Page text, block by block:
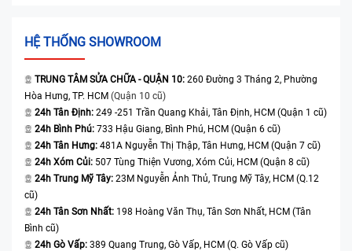
HỆ THỐNG SHOWROOM
TRUNG TÂM SỬA CHỮA - QUẬN 10: 260 Đường 3 Tháng 2, Phường
Hòa Hưng, TP. HCM (Quận 10 cũ)
24h Tân Định: 249 -251 Trần Quang Khải, Tân Định, HCM (Quận 1 cũ)
24h Bình Phú: 733 Hậu Giang, Bình Phú, HCM (Quận 6 cũ)
24h Tân Hưng: 481A Nguyễn Thị Thập, Tân Hưng, HCM (Quận 7 cũ)
24h Xóm Củi: 507 Tùng Thiện Vương, Xóm Củi, HCM (Quận 8 cũ)
24h Trung Mỹ Tây: 23M Nguyễn Ảnh Thủ, Trung Mỹ Tây, HCM (Q.12
cũ)
24h Tân Sơn Nhất: 198 Hoàng Văn Thụ, Tân Sơn Nhất, HCM (Tân
Bình cũ)
24h Gò Vấp: 389 Quang Trung, Gò Vấp, HCM (Q. Gò Vấp cũ)